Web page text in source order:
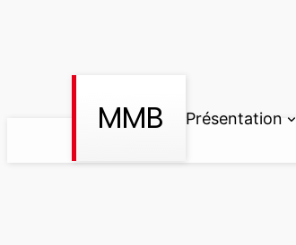
MMB Présentation